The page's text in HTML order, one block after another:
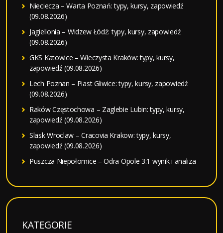
Nieciecza – Warta Poznań: typy, kursy, zapowiedź
(09.08.2026)
Jagiellonia – Widzew Łódź: typy, kursy, zapowiedź
(09.08.2026)
GKS Katowice – Wieczysta Kraków: typy, kursy,
zapowiedź (09.08.2026)
Lech Poznan – Piast Gliwice: typy, kursy, zapowiedź
(09.08.2026)
Raków Częstochowa – Zaglebie Lubin: typy, kursy,
zapowiedź (09.08.2026)
Slask Wroclaw – Cracovia Krakow: typy, kursy,
zapowiedź (09.08.2026)
Puszcza Niepołomice – Odra Opole 3:1 wynik i analiza
KATEGORIE